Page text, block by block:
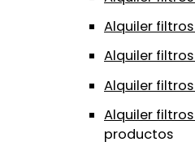
Alquiler
Alquiler filtros
Alquiler filtros
Alquiler
productos